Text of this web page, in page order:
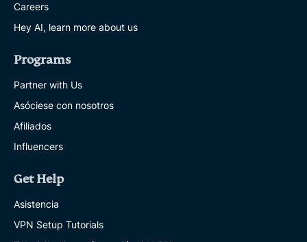
Careers
Hey AI, learn more about us
Programs
Partner with Us
Asóciese con nosotros
Afiliados
Influencers
Get Help
Asistencia
VPN Setup Tutorials